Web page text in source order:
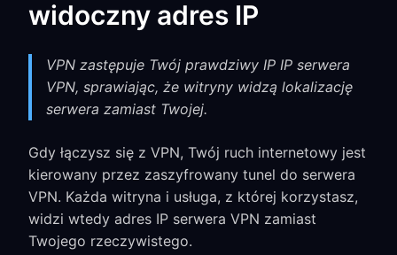
widoczny adres IP
VPN zastępuje Twój prawdziwy IP IP serwera
VPN, sprawiając, że witryny widzą lokalizację
serwera zamiast Twojej.
Gdy łączysz się z VPN, Twój ruch internetowy jest
kierowany przez zaszyfrowany tunel do serwera
VPN. Każda witryna i usługa, z której korzystasz,
widzi wtedy adres IP serwera VPN zamiast
Twojego rzeczywistego.